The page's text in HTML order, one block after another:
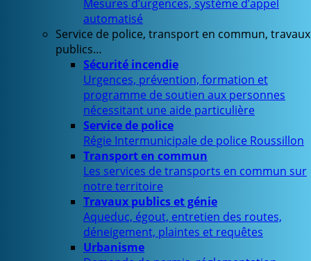
Mesures d’urgences, système d’appel
automatisé
Service de police, transport en commun, travaux
publics…
Sécurité incendie
Urgences, prévention, formation et
programme de soutien aux personnes
nécessitant une aide particulière
Service de police
Régie Intermunicipale de police Roussillon
Transport en commun
Les services de transports en commun sur
notre territoire
Travaux publics et génie
Aqueduc, égout, entretien des routes,
déneigement, plaintes et requêtes
Urbanisme